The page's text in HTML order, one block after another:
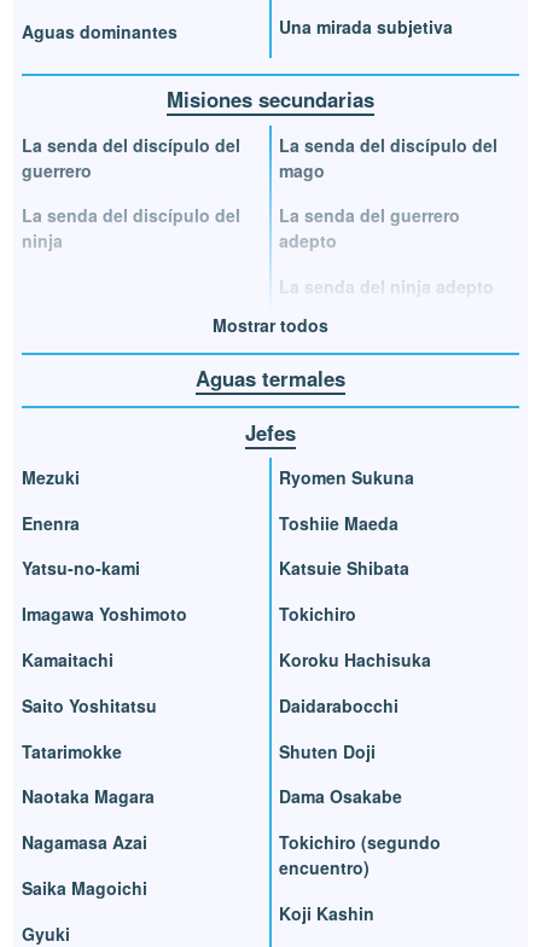
Aguas dominantes
Una mirada subjetiva
Misiones secundarias
La senda del discípulo del
guerrero
La senda del discípulo del
ninja
La senda del discípulo del
mago
La senda del guerrero
adepto
La senda del ninja adepto
Mostrar todos
Aguas termales
Jefes
Mezuki
Enenra
Yatsu-no-kami
Imagawa Yoshimoto
Kamaitachi
Saito Yoshitatsu
Tatarimokke
Naotaka Magara
Nagamasa Azai
Saika Magoichi
Gyuki
Ryomen Sukuna
Toshiie Maeda
Katsuie Shibata
Tokichiro
Koroku Hachisuka
Daidarabocchi
Shuten Doji
Dama Osakabe
Tokichiro (segundo
encuentro)
Koji Kashin